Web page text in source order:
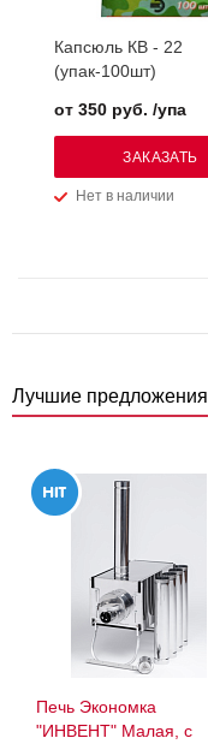
Капсюль КВ - 22
(упак-100шт)
Нет в наличии
от 350 руб. /упа
ЗАКАЗАТЬ
Лучшие предложения
Печь Экономка
"ИНВЕНТ" Малая, с